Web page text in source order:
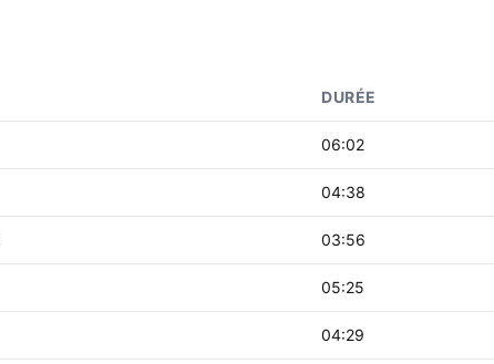
DURÉE
06:02
04:38
03:56
05:25
04:29